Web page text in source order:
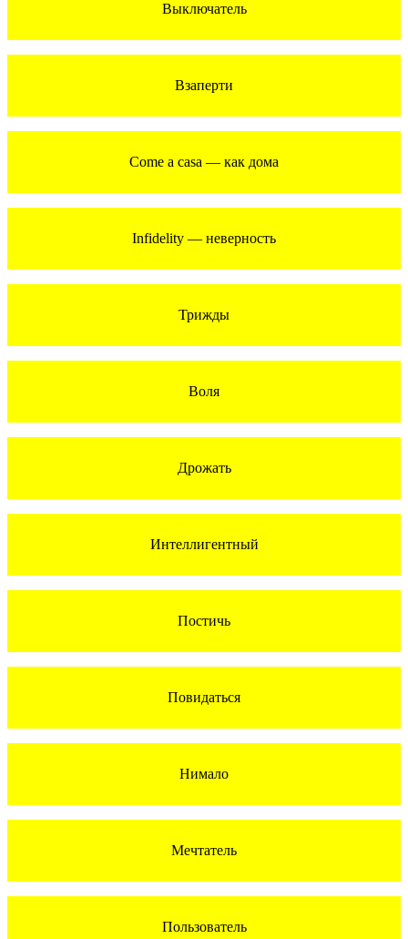
Выключатель
Взаперти
Come a casa — как дома
Infidelity — неверность
Трижды
Воля
Дрожать
Интеллигентный
Постичь
Повидаться
Нимало
Мечтатель
Пользователь